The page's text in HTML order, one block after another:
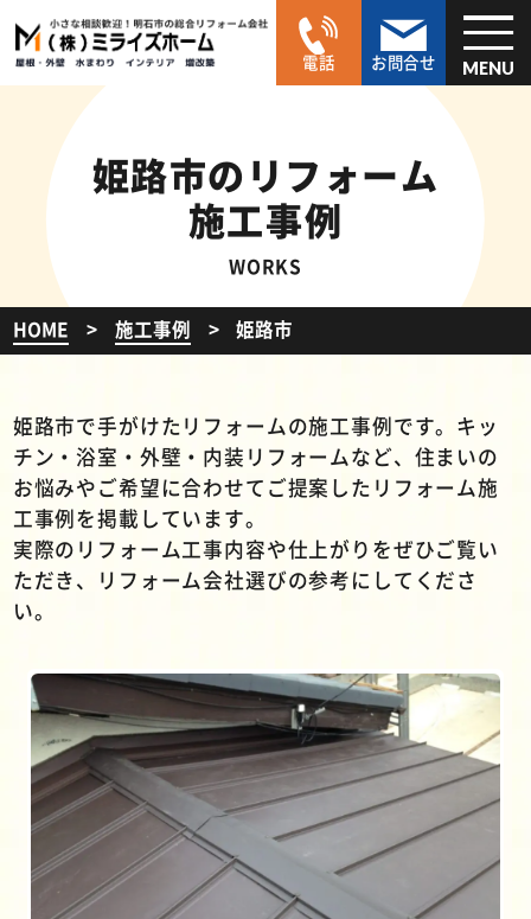
電話 お問合せ MENU
姫路市のリフォーム
施工事例
WORKS
HOME 施工事例 姫路市
姫路市で手がけたリフォームの施工事例です。キッ
チン・浴室・外壁・内装リフォームなど、住まいの
お悩みやご希望に合わせてご提案したリフォーム施
工事例を掲載しています。
実際のリフォーム工事内容や仕上がりをぜひご覧い
ただき、リフォーム会社選びの参考にしてくださ
い。